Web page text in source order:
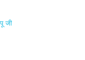
जी